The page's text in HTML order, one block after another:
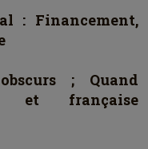
: Financement,
; Quand
et française